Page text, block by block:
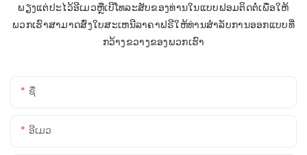
ພຽງແຕ່ປະໄວ້ອີເມວຫຼືເບີໂທລະສັບຂອງທ່ານໃນແບບຟອມຕິດຕໍ່ເພື່ອໃຫ້
ພວກເຮົາສາມາດສົ່ງໃບສະເຫນີລາຄາຟຣີໃຫ້ທ່ານສໍາລັບການອອກແບບທີ່
ກວ້າງຂວາງຂອງພວກເຮົາ
ຊື່
ອີເມວ